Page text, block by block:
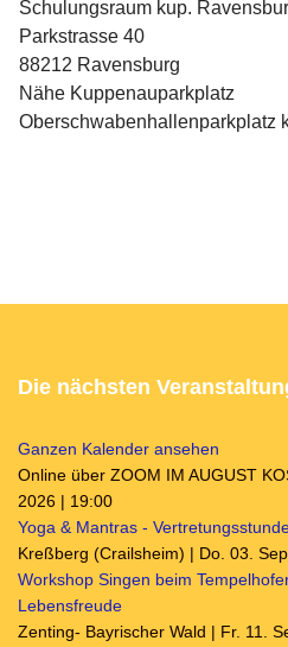
Schulungsraum kup.
Parkstrasse 40
88212 Ravensburg
Nähe Kuppenauparkplatz
Oberschwabenhallenparkplatz
Die nächsten
Ganzen Kalender ansehen
Online über ZOOM IM AUGUST
2026 | 19:00
Yoga & Mantras -
Kreßberg (Crailsheim) | Do. 03.
Workshop Singen beim
Lebensfreude
Zenting- Bayrischer Wald | Fr. 11.